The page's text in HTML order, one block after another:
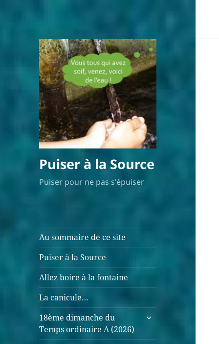
Puiser à la Source
Puiser pour ne pas s'épuiser
Au sommaire de ce site
Puiser à la Source
Allez boire à la fontaine
La canicule…
18ème dimanche du
Temps ordinaire A (2026)
ouvrir